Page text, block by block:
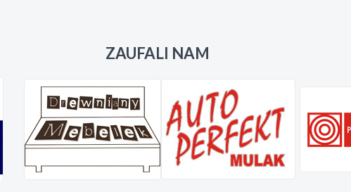
ZAUFALI NAM